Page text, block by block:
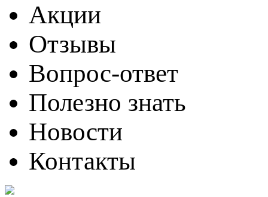
Акции
Отзывы
Вопрос-ответ
Полезно знать
Новости
Контакты